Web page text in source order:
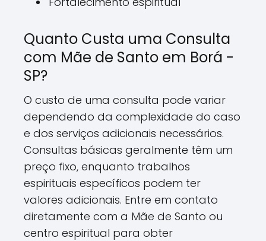
Quanto Custa uma Consulta
com Mãe de Santo em Borá -
SP?
O custo de uma consulta pode variar
dependendo da complexidade do caso
e dos serviços adicionais necessários.
Consultas básicas geralmente têm um
preço fixo, enquanto trabalhos
espirituais específicos podem ter
valores adicionais. Entre em contato
diretamente com a Mãe de Santo ou
centro espiritual para obter